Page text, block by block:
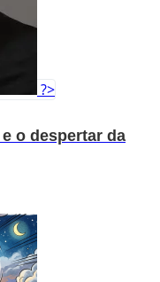
?>
o despertar da